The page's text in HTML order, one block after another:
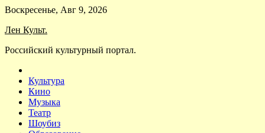
Skip
content
Воскресенье, Авг 9, 2026
Лен Культ.
Российский культурный портал.
Культура
Кино
Музыка
Театр
Шоубиз